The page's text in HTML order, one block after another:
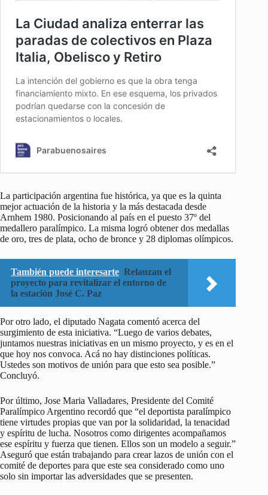
La participación argentina fue histórica, ya que es la quinta
mejor actuación de la historia y la más destacada desde
Arnhem 1980. Posicionando al país en el puesto 37º del
medallero paralímpico. La misma logró obtener dos medallas
de oro, tres de plata, ocho de bronce y 28 diplomas olímpicos.
También puede interesarte Relanzan el
proyecto para revitalizar el entorno de
la estación José C. Paz
Por otro lado, el diputado Nagata comentó acerca del
surgimiento de esta iniciativa. “Luego de varios debates,
juntamos nuestras iniciativas en un mismo proyecto, y es en el
que hoy nos convoca. Acá no hay distinciones políticas.
Ustedes son motivos de unión para que esto sea posible.”
Concluyó.
Por último, Jose Maria Valladares, Presidente del Comité
Paralímpico Argentino recordó que “el deportista paralímpico
tiene virtudes propias que van por la solidaridad, la tenacidad
y espíritu de lucha. Nosotros como dirigentes acompañamos
ese espíritu y fuerza que tienen. Ellos son un modelo a seguir.”
Aseguró que están trabajando para crear lazos de unión con el
comité de deportes para que este sea considerado como uno
solo sin importar las adversidades que se presenten.